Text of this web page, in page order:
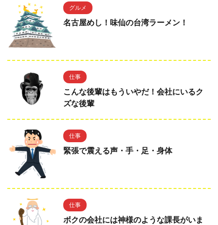
グルメ
名古屋めし！味仙の台湾ラーメン！
仕事
こんな後輩はもういやだ！会社にいるク
ズな後輩
仕事
緊張で震える声・手・足・身体
仕事
ボクの会社には神様のような課長がいま